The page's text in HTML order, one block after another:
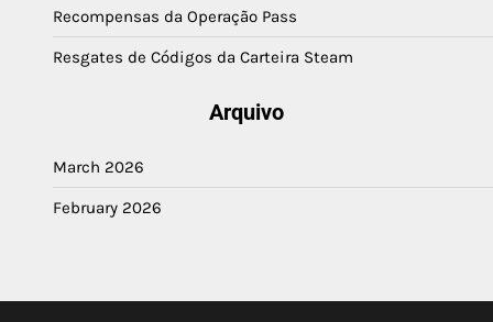
Recompensas da Operação Pass
Resgates de Códigos da Carteira Steam
Arquivo
March 2026
February 2026